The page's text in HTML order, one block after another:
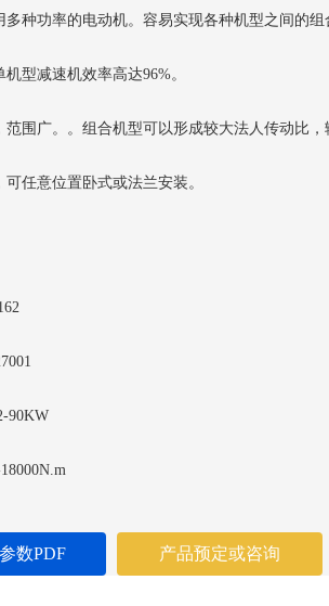
多种功率的电动机。容易实现各种机型之间的组
型减速机效率高达96%。
范围广。。组合机型可以形成较大法人传动比，
任意位置卧式或法兰安装。
90KW
数PDF 产品预定或咨询